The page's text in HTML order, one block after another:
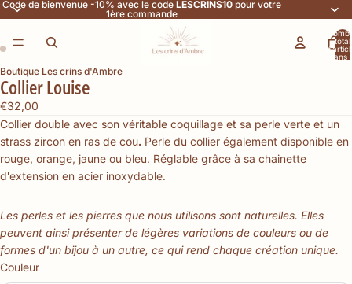
Code de bienvenue -10% avec le code LESCRINS10pour votre
1ère commande
total
dans
Boutique Les crins d'Ambre
Collier Louise
€32,00
Collier double avec son véritable coquillage et sa perle verte et un
strass zircon en ras de cou. Perle du collier également disponible en
rouge, orange, jaune ou bleu. Réglable grâce à sa chainette
d'extension en acier inoxydable.
Les perles et les pierres que nous utilisons sont naturelles. Elles
peuvent ainsi présenter de légères variations de couleurs ou de
formes d'un bijou à un autre, ce qui rend chaque création unique.
Couleur